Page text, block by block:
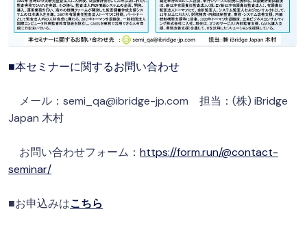
■本セミナーに関するお問い合わせ
メール：semi_qa@ibridge-jp.com 担当：(株) iBridge
Japan 木村
お問い合わせフォーム： https://form.run/@contact-
seminar/
■お申込みはこちら